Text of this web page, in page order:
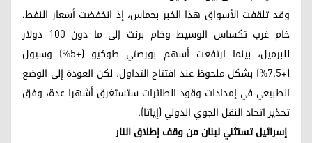
وقد تلقفت الأسواق هذا الخبر بحماس، إذ انخفضت أسعار النفط،
خام غرب تكساس الوسيط وخام برنت إلى ما دون 100 دولار
للبرميل، بينما ارتفعت أسهم بورصتي طوكيو (+5%) وسيول
(+7,5%) بشكل ملحوظ عند افتتاح التداول. لكن العودة إلى الوضع
الطبيعي في إمدادات وقود الطائرات ستستغرق أشهرا عدة، وفق
تحذير اتحاد النقل الجوي الدولي (إياتا).
إسرائيل تستثني لبنان من وقف إطلاق النار